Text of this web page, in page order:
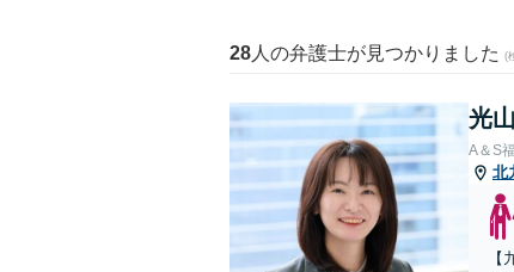
28 人の弁護士が見つかりました (
光
A＆S
北